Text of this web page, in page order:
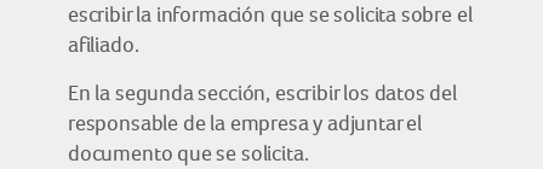
escribir la información que se solicita sobre el
afiliado.
En la segunda sección, escribir los datos del
responsable de la empresa y adjuntar el
documento que se solicita.